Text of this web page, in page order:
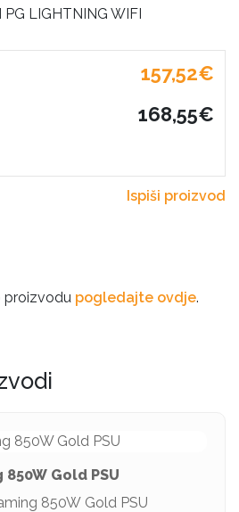
PG LIGHTNING WIFI
157,52€
168,55€
Ispiši proizvod
850W Gold PSU
850W Gold PSU
proizvodu pogledajte ovdje.